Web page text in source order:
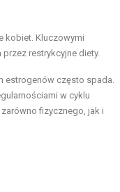
kobiet. Kluczowymi
restrykcyjne diety.
estrogenów często spada.
w cyklu
fizycznego, jak i